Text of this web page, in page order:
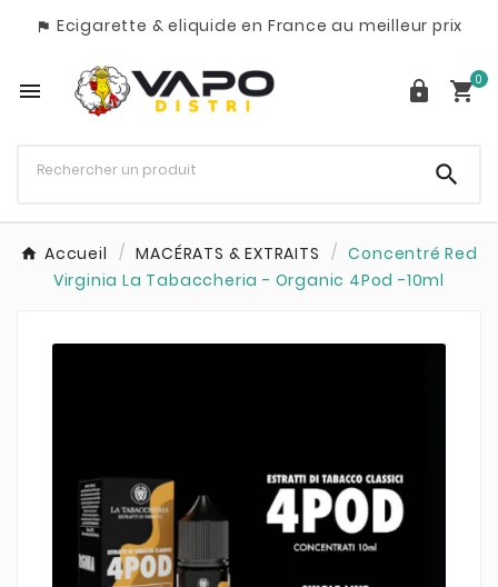
 Ecigarette & eliquide en France au meilleur prix
  0

Accueil MACÉRATS & EXTRAITS
Concentré Red
Virginia La Tabaccheria - Organic 4Pod -10ml